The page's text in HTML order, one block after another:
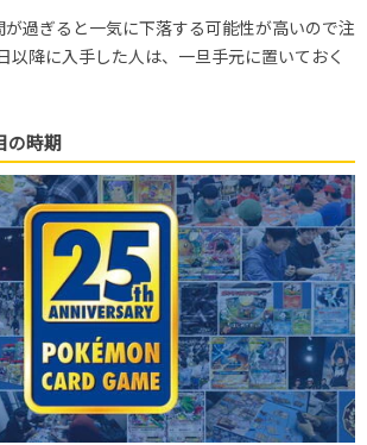
過ぎると一気に下落する可能性が高いので注
以降に入手した人は、一旦手元に置いておく
の時期